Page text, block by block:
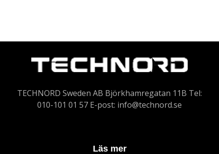
TECHNORD Sweden AB Björkhamregatan 11B Tel:
010-101 01 57 E-post: info@technord.se
Läs mer